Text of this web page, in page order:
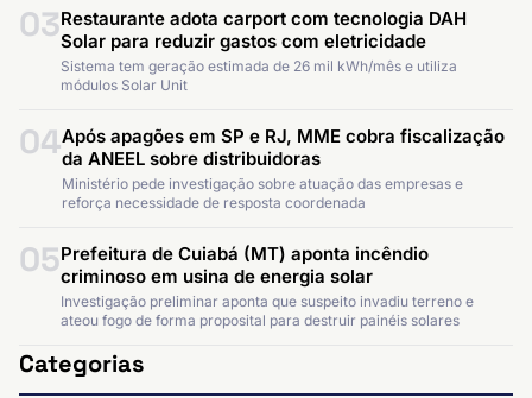
03Restaurante adota carport com tecnologia DAH
Solar para reduzir gastos com eletricidade
Sistema tem geração estimada de 26 mil kWh/mês e utiliza
módulos Solar Unit
04Após apagões em SP e RJ, MME cobra fiscalização
da ANEEL sobre distribuidoras
Ministério pede investigação sobre atuação das empresas e
reforça necessidade de resposta coordenada
05Prefeitura de Cuiabá (MT) aponta incêndio
criminoso em usina de energia solar
Investigação preliminar aponta que suspeito invadiu terreno e
ateou fogo de forma proposital para destruir painéis solares
Categorias